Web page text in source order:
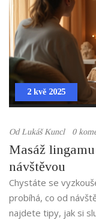
2 kvě 2025
OdLukáš Kuncl 0
Masáž
návštěvou
Chystáte se
probíhá, co od
najdete tipy, jak si